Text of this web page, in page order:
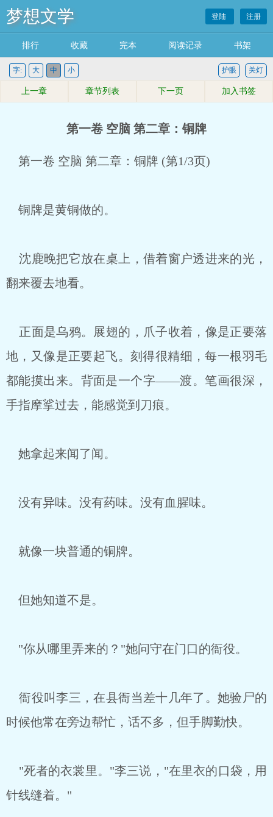
梦想文学 登陆 注册
排行 收藏 完本 阅读记录 书架
字: 大 中 小 关灯
护眼
上一章 章节列表 下一页 加入书签
第一卷 空脑 第二章：铜牌
第一卷 空脑 第二章：铜牌 (第1/3页)
铜牌是黄铜做的。
沈鹿晚把它放在桌上，借着窗户透进来的光，
翻来覆去地看。
正面是乌鸦。展翅的，爪子收着，像是正要落
地，又像是正要起飞。刻得很精细，每一根羽毛
都能摸出来。背面是一个字——渡。笔画很深，
手指摩挲过去，能感觉到刀痕。
她拿起来闻了闻。
没有异味。没有药味。没有血腥味。
就像一块普通的铜牌。
但她知道不是。
"你从哪里弄来的？"她问守在门口的衙役。
衙役叫李三，在县衙当差十几年了。她验尸的
时候他常在旁边帮忙，话不多，但手脚勤快。
"死者的衣裳里。"李三说，"在里衣的口袋，用
针线缝着。"